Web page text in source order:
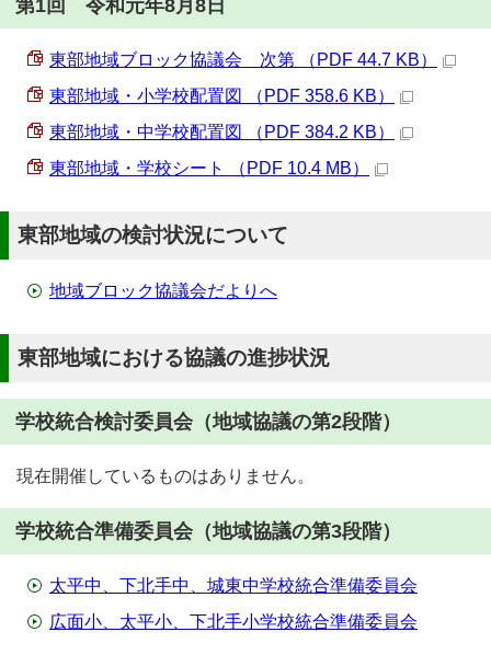
第1回 令和元年8月8日
東部地域ブロック協議会 次第 （PDF 44.7 KB）
東部地域・小学校配置図 （PDF 358.6 KB）
東部地域・中学校配置図 （PDF 384.2 KB）
東部地域・学校シート （PDF 10.4 MB）
東部地域の検討状況について
地域ブロック協議会だよりへ
東部地域における協議の進捗状況
学校統合検討委員会（地域協議の第2段階）
現在開催しているものはありません。
学校統合準備委員会（地域協議の第3段階）
太平中、下北手中、城東中学校統合準備委員会
広面小、太平小、下北手小学校統合準備委員会